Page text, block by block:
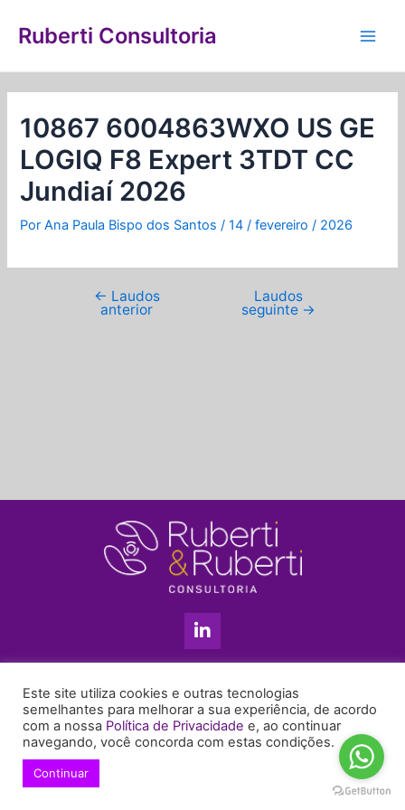
para
conteúdo
Ruberti Consultoria
10867 6004863WXO US GE
LOGIQ F8 Expert 3TDT CC
Jundiaí 2026
PorAna Paula Bispo dos Santos/14 / fevereiro / 2026
de
← Laudos
anterior
Laudos
seguinte →
L
i
n
e
d
i
n
+55 11 99655-6439
enyruberti@ruberticonsultoria.com.br
Este site utiliza cookies e outras tecnologias
semelhantes para melhorar a sua experiência, de acordo
com a nossa Política de Privacidade e, ao continuar
navegando, você concorda com estas condições.
Continuar